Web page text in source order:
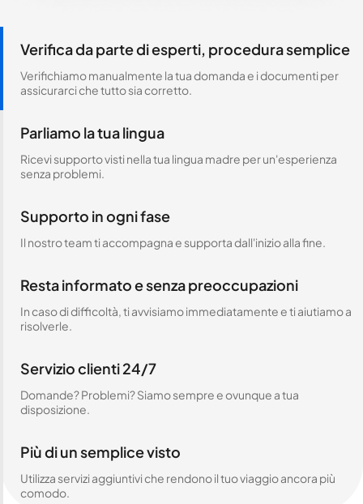
Verifica da parte di esperti, procedura semplice
Verifichiamo manualmente la tua domanda e i documenti per
assicurarci che tutto sia corretto.
Parliamo la tua lingua
Ricevi supporto visti nella tua lingua madre per un'esperienza
senza problemi.
Supporto in ogni fase
Il nostro team ti accompagna e supporta dall'inizio alla fine.
Resta informato e senza preoccupazioni
In caso di difficoltà, ti avvisiamo immediatamente e ti aiutiamo a
risolverle.
Servizio clienti 24/7
Domande? Problemi? Siamo sempre e ovunque a tua
disposizione.
Più di un semplice visto
Utilizza servizi aggiuntivi che rendono il tuo viaggio ancora più
comodo.